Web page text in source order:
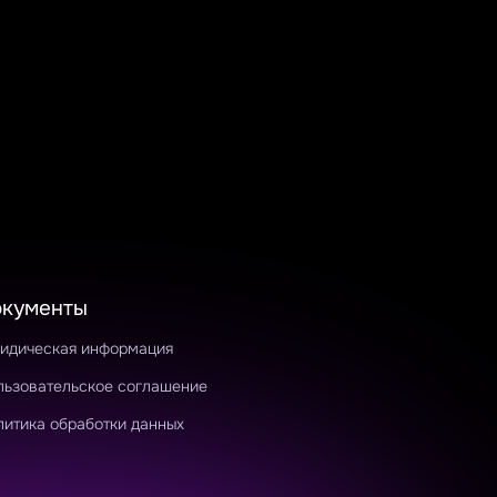
информация
соглашение
обработки данных